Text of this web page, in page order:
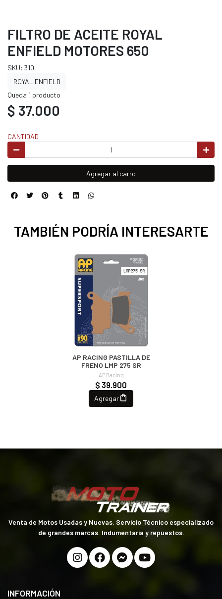
FILTRO DE ACEITE ROYAL
ENFIELD MOTORES 650
SKU: 310
ROYAL ENFIELD
Queda 1 producto
$ 37.000
CANTIDAD
Agregar al carro
TAMBIÉN PODRÍA INTERESARTE
AP RACING PASTILLA DE
FRENO LMP 275 SR
AP Racing
$ 39.900
Agregar
Venta de Motos Usadas y Nuevas, Servicio Técnico especializado
de grandes marcas. Indumentaria y repuestos.
INFORMACIÓN